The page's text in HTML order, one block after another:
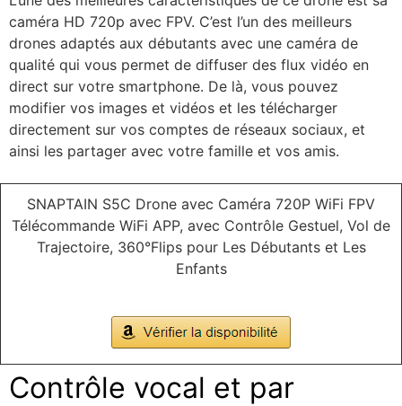
caméra HD 720p avec FPV. C’est l’un des meilleurs
drones adaptés aux débutants avec une caméra de
qualité qui vous permet de diffuser des flux vidéo en
direct sur votre smartphone. De là, vous pouvez
modifier vos images et vidéos et les télécharger
directement sur vos comptes de réseaux sociaux, et
ainsi les partager avec votre famille et vos amis.
SNAPTAIN S5C Drone avec Caméra 720P WiFi FPV
Télécommande WiFi APP, avec Contrôle Gestuel, Vol de
Trajectoire, 360°Flips pour Les Débutants et Les
Enfants
Contrôle vocal et par